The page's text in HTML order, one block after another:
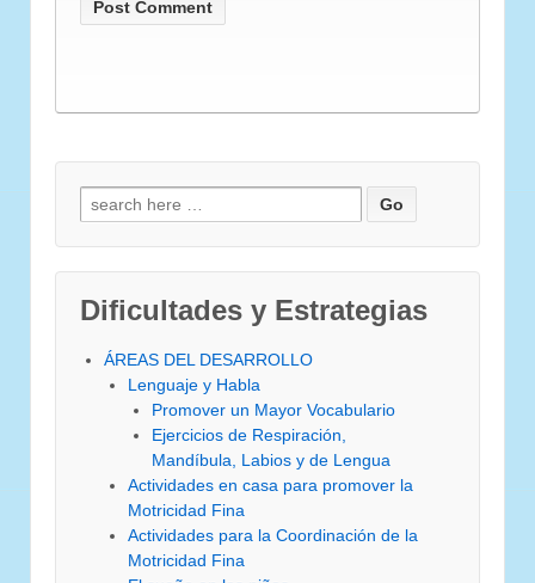
Search for:
Dificultades y Estrategias
ÁREAS DEL DESARROLLO
Lenguaje y Habla
Promover un Mayor Vocabulario
Ejercicios de Respiración,
Mandíbula, Labios y de Lengua
Actividades en casa para promover la
Motricidad Fina
Actividades para la Coordinación de la
Motricidad Fina